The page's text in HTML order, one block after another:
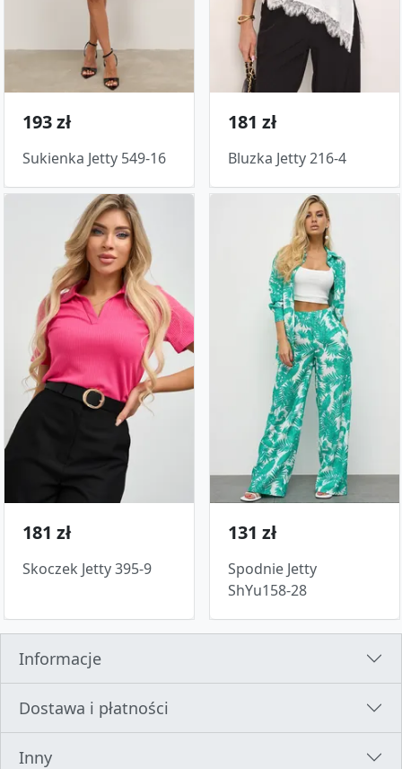
193 zł
Sukienka Jetty 549-16
181 zł
Bluzka Jetty 216-4
181 zł
Skoczek Jetty 395-9
131 zł
Spodnie Jetty
ShYu158-28
Informacje
Dostawa i płatności
Inny